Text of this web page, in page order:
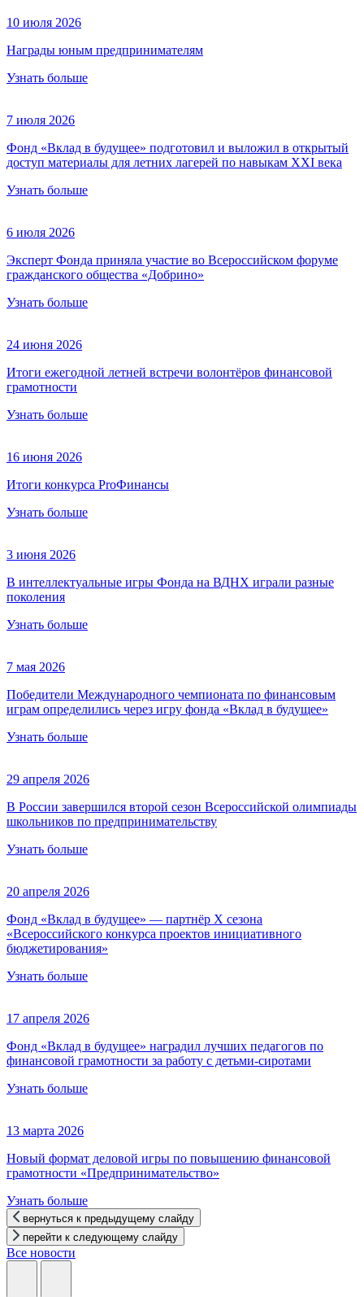
10 июля 2026
Награды юным предпринимателям
Узнать больше
7 июля 2026
Фонд «Вклад в будущее» подготовил и выложил в открытый
доступ материалы для летних лагерей по навыкам XXI века
Узнать больше
6 июля 2026
Эксперт Фонда приняла участие во Всероссийском форуме
гражданского общества «Добрино»
Узнать больше
24 июня 2026
Итоги ежегодной летней встречи волонтёров финансовой
грамотности
Узнать больше
16 июня 2026
Итоги конкурса ProФинансы
Узнать больше
3 июня 2026
В интеллектуальные игры Фонда на ВДНХ играли разные
поколения
Узнать больше
7 мая 2026
Победители Международного чемпионата по финансовым
играм определились через игру фонда «Вклад в будущее»
Узнать больше
29 апреля 2026
В России завершился второй сезон Всероссийской олимпиады
школьников по предпринимательству
Узнать больше
20 апреля 2026
Фонд «Вклад в будущее» — партнёр Х сезона
«Всероссийского конкурса проектов инициативного
бюджетирования»
Узнать больше
17 апреля 2026
Фонд «Вклад в будущее» наградил лучших педагогов по
финансовой грамотности за работу с детьми-сиротами
Узнать больше
13 марта 2026
Новый формат деловой игры по повышению финансовой
грамотности «Предпринимательство»
Узнать больше
вернуться к предыдущему слайду
перейти к следующему слайду
Все новости